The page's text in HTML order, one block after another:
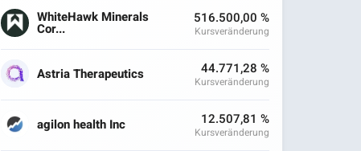
WhiteHawk Minerals
Cor...
516.500,00 %
Kursveränderung
Astria Therapeutics 44.771,28 %
Kursveränderung
agilon health Inc 12.507,81 %
Kursveränderung